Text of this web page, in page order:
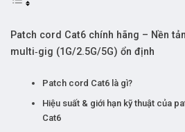
Patch cord Cat6 chính hãng – Nền
multi‑gig (1G/2.5G/5G) ổn định
Patch cord Cat6 là gì?
Hiệu suất & giới hạn kỹ thuật của
Cat6